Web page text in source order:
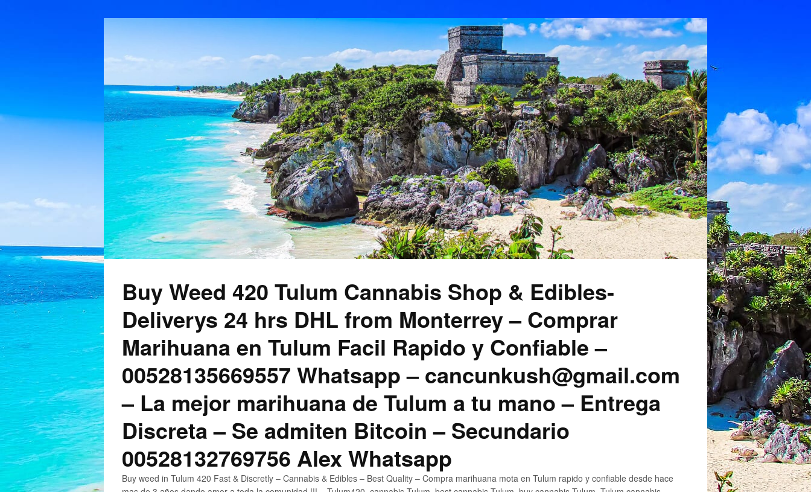
Buy Weed 420 Tulum Cannabis Shop & Edibles-
Deliverys 24 hrs DHL from Monterrey – Comprar
Marihuana en Tulum Facil Rapido y Confiable –
00528135669557 Whatsapp – cancunkush@gmail.com
– La mejor marihuana de Tulum a tu mano – Entrega
Discreta – Se admiten Bitcoin – Secundario
00528132769756 Alex Whatsapp
Buy weed in Tulum 420 Fast & Discretly – Cannabis & Edibles – Best Quality – Compra marihuana mota en Tulum rapido y confiable desde hace